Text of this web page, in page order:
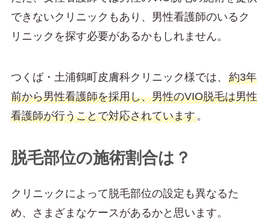
できないクリニックもあり、男性看護師のいるク
リニックを探す必要があるかもしれません。
つくば・土浦鶴町皮膚科クリニック様では、 約3年
前から男性看護師を採用し、男性のVIO脱毛は男性
看護師が行うことで対応されています。
脱毛部位の施術割合は？
クリニックによって脱毛部位の設定も異なるた
め、さまざまなケースがあるかと思います。